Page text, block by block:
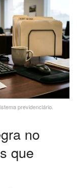
previdenciário.
no
que